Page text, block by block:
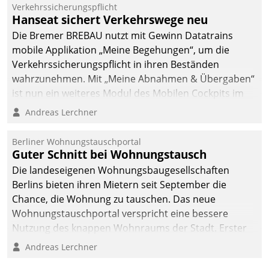
Verkehrssicherungspflicht
Hanseat sichert Verkehrswege neu
Die Bremer BREBAU nutzt mit Gewinn Datatrains
mobile Applikation „Meine Begehungen“, um die
Verkehrssicherungspflicht in ihren Beständen
wahrzunehmen. Mit „Meine Abnahmen & Übergaben“
ist nun ein weiteres Modul des Mobilen Cockpits im
Einsatz.
Andreas Lerchner
Berliner Wohnungstauschportal
Guter Schnitt bei Wohnungstausch
Die landeseigenen Wohnungsbaugesellschaften
Berlins bieten ihren Mietern seit September die
Chance, die Wohnung zu tauschen. Das neue
Wohnungstauschportal verspricht eine bessere
Nutzung des knappen Wohnraums der Stadt. Erster
Anwendungsfall für Datatrains Lösung API-Hub mit
Andreas Lerchner